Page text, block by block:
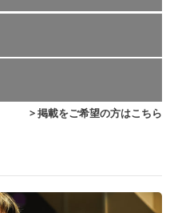
> 掲載をご希望の方はこちら